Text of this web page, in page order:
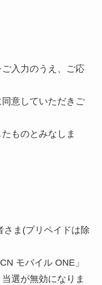
入力のうえ、ご応
意していただきご
ものとみなしま
さま(プリペイドは除
モバイル ONE」
選が無効になりま